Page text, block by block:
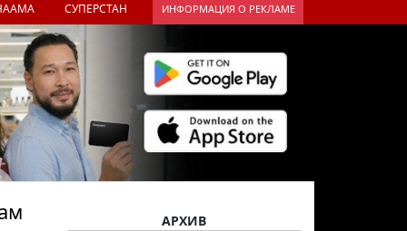
СУПЕРСТАН ИНФОРМАЦИЯ О РЕКЛАМЕ
АРХИВ